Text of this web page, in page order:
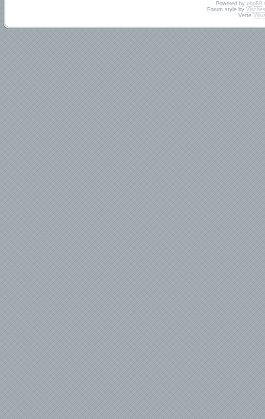
Powered by phpBB
Forum style by
Vertė